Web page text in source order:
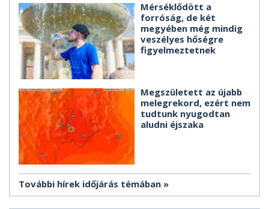
Mérséklődött a
forróság, de két
megyében még mindig
veszélyes hőségre
figyelmeztetnek
Megszületett az újabb
melegrekord, ezért nem
tudtunk nyugodtan
aludni éjszaka
További hírek időjárás témában